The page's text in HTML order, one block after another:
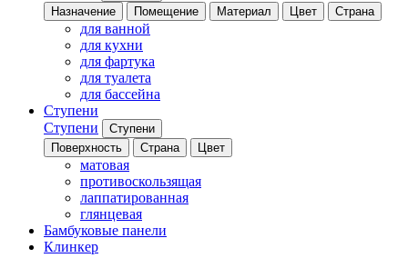
Назначение
Помещение Материал Цвет Страна
для ванной
для кухни
для фартука
для туалета
для бассейна
Ступени
Ступени
Ступени
Поверхность
Страна Цвет
матовая
противоскользящая
лаппатированная
глянцевая
Бамбуковые панели
Клинкер